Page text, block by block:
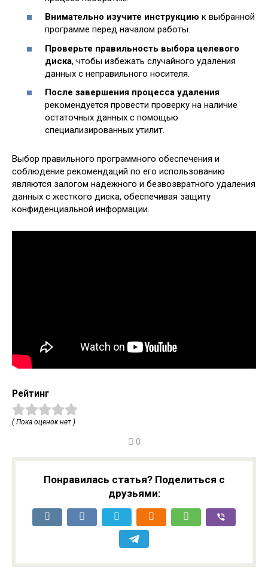
Внимательно изучите инструкцию к выбранной
программе перед началом работы.
Проверьте правильность выбора целевого
диска, чтобы избежать случайного удаления
данных с неправильного носителя.
После завершения процесса удаления
рекомендуется провести проверку на наличие
остаточных данных с помощью
специализированных утилит.
Выбор правильного программного обеспечения и
соблюдение рекомендаций по его использованию
являются залогом надежного и безвозвратного удаления
данных с жесткого диска, обеспечивая защиту
конфиденциальной информации.
Рейтинг
( Пока оценок нет )
0
Понравилась статья? Поделиться с
друзьями: